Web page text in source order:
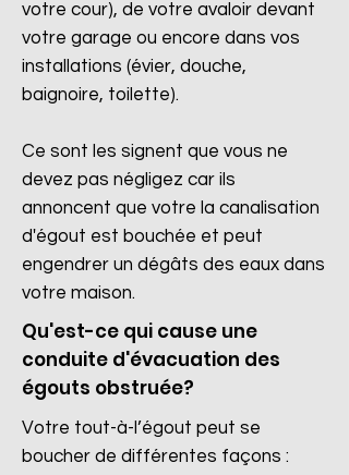
votre cour), de votre avaloir devant
votre garage ou encore dans vos
installations (évier, douche,
baignoire, toilette).
Ce sont les signent que vous ne
devez pas négligez car ils
annoncent que votre la canalisation
d'égout est bouchée et peut
engendrer un dégâts des eaux dans
votre maison.
Qu'est-ce qui cause une
conduite d'évacuation des
égouts obstruée?
Votre tout-à-l’égout peut se
boucher de différentes façons :